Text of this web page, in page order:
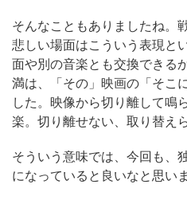
そんなこともありましたね。
悲しい場面はこういう表現と
面や別の音楽とも交換できる
満は、「その」映画の「そこ
した。映像から切り離して鳴
楽。切り離せない、取り替え
そういう意味では、今回も、
になっていると良いなと思いま